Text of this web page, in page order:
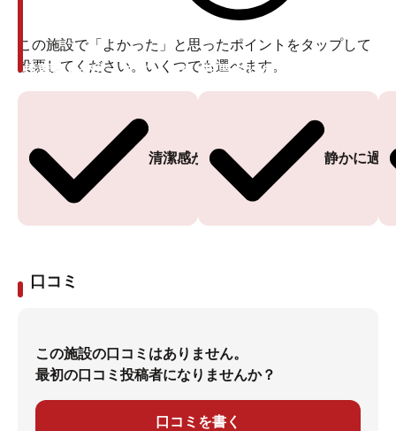
この施設で「よかった」と思ったポイントをタップして
投票してください。いくつでも選べます。
清潔感がある
投票ありがとうございます
静かに過
投票ありがとうございます
口コミ
この施設の口コミはありません。
最初の口コミ投稿者になりませんか？
口コミを書く